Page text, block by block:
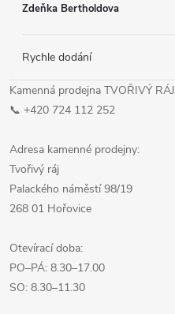
Zdeňka Bertholdova
Rychle dodání
Kamenná prodejna TVOŘIVÝ RÁJ
📞 +420 724 112 252
Adresa kamenné prodejny:
Tvořivý ráj
Palackého náměstí 98/19
268 01 Hořovice
Otevírací doba:
PO–PÁ: 8.30–17.00
SO: 8.30–11.30